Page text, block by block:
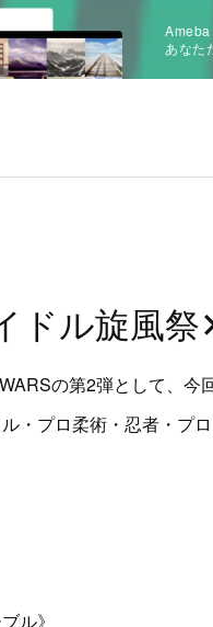
あなた
ドル旋風
の第2弾として、今
・プロ柔術・忍者・プ
ル》